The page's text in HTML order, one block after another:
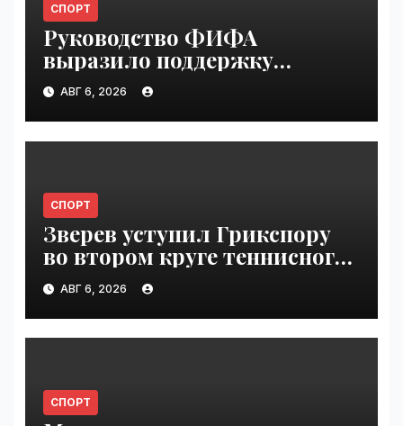
СПОРТ
Руководство ФИФА
выразило поддержку
Инфантино после его
извинения | VseTime.ru
АВГ 6, 2026
СПОРТ
Зверев уступил Грикспору
во втором круге теннисного
"Мастерса" в Монреале |
VseTime.ru
АВГ 6, 2026
СПОРТ